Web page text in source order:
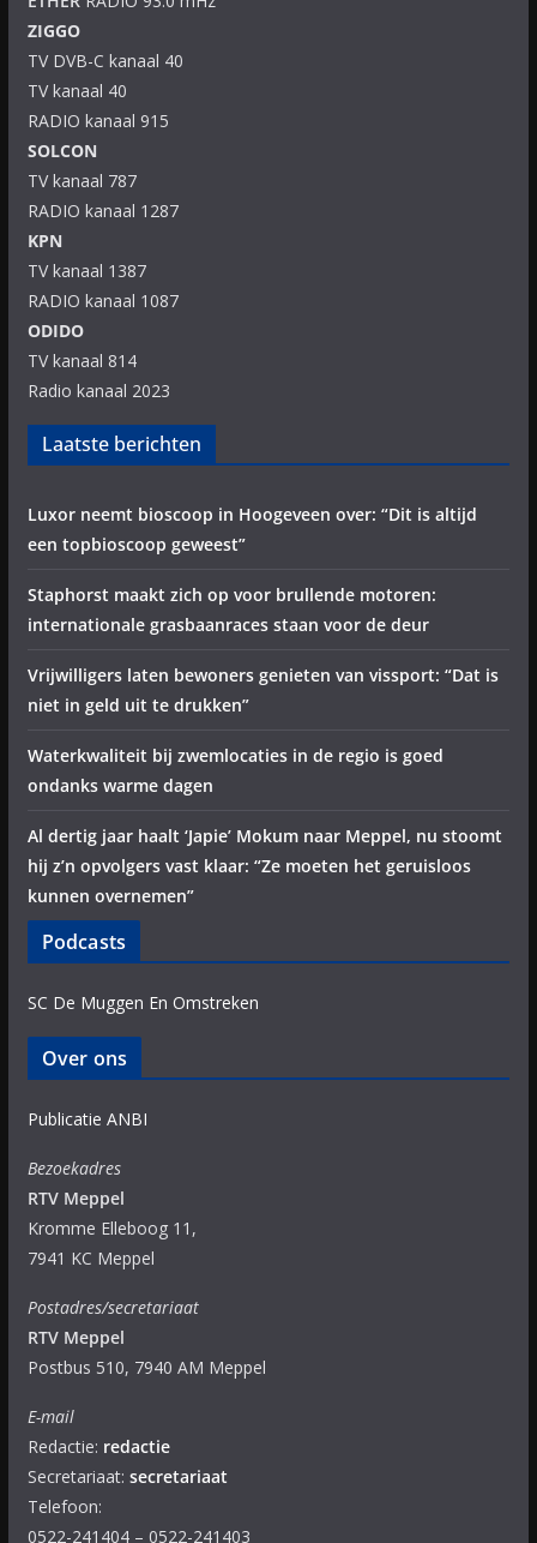
ZIGGO
TV DVB-C kanaal 40
TV kanaal 40
RADIO kanaal 915
SOLCON
TV kanaal 787
RADIO kanaal 1287
KPN
TV kanaal 1387
RADIO kanaal 1087
ODIDO
TV kanaal 814
Radio kanaal 2023
Laatste berichten
Luxor neemt bioscoop in Hoogeveen over: “Dit is altijd
een topbioscoop geweest”
Staphorst maakt zich op voor brullende motoren:
internationale grasbaanraces staan voor de deur
Vrijwilligers laten bewoners genieten van vissport: “Dat is
niet in geld uit te drukken”
Waterkwaliteit bij zwemlocaties in de regio is goed
ondanks warme dagen
Al dertig jaar haalt ‘Japie’ Mokum naar Meppel, nu stoomt
hij z’n opvolgers vast klaar: “Ze moeten het geruisloos
kunnen overnemen”
Podcasts
SC De Muggen En Omstreken
Over ons
Publicatie ANBI
Bezoekadres
RTV Meppel
Kromme Elleboog 11,
7941 KC Meppel
Postadres/secretariaat
RTV Meppel
Postbus 510, 7940 AM Meppel
E-mail
Redactie: redactie
Secretariaat: secretariaat
Telefoon:
0522-241404 – 0522-241403